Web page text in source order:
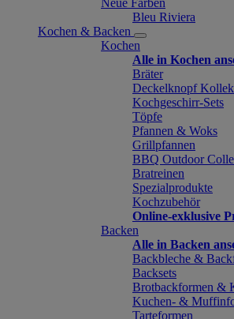
Neue Farben
Bleu Riviera
Kochen & Backen
Kochen
Alle in Kochen
Bräter
Deckelknopf
Kochgeschirr-Sets
Töpfe
Pfannen & Woks
Grillpfannen
BBQ Outdoor
Bratreinen
Spezialprodukte
Kochzubehör
Online-exklusive
Backen
Alle in Backen
Backbleche &
Backsets
Brotbackformen &
Kuchen- &
Tarteformen